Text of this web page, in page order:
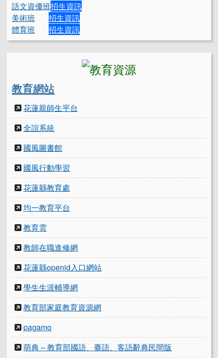
語文資優班招生資訊
美術班
招生資訊
體育班
招生資訊
教育網站
花蓮親師生平台
全誼系統
國風圖書館
國風行動學習
花蓮縣教育處
均一教育平台
教育雲
教師在職進修網
花蓮縣openid入口網站
學生生涯輔導網
教育部家庭教育資源網
pagamo
萌典 – 教育部國語、臺語、客語辭典民間版